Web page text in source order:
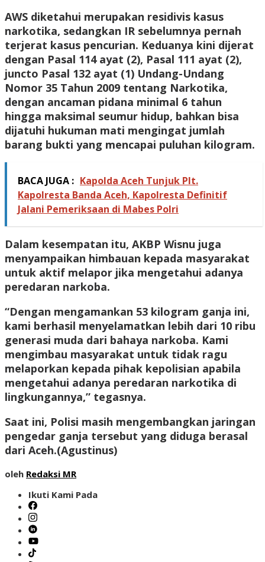
AWS diketahui merupakan residivis kasus
narkotika, sedangkan IR sebelumnya pernah
terjerat kasus pencurian. Keduanya kini dijerat
dengan Pasal 114 ayat (2), Pasal 111 ayat (2),
juncto Pasal 132 ayat (1) Undang-Undang
Nomor 35 Tahun 2009 tentang Narkotika,
dengan ancaman pidana minimal 6 tahun
hingga maksimal seumur hidup, bahkan bisa
dijatuhi hukuman mati mengingat jumlah
barang bukti yang mencapai puluhan kilogram.
BACA JUGA : Kapolda Aceh Tunjuk Plt.
Kapolresta Banda Aceh, Kapolresta Definitif
Jalani Pemeriksaan di Mabes Polri
Dalam kesempatan itu, AKBP Wisnu juga
menyampaikan himbauan kepada masyarakat
untuk aktif melapor jika mengetahui adanya
peredaran narkoba.
“Dengan mengamankan 53 kilogram ganja ini,
kami berhasil menyelamatkan lebih dari 10 ribu
generasi muda dari bahaya narkoba. Kami
mengimbau masyarakat untuk tidak ragu
melaporkan kepada pihak kepolisian apabila
mengetahui adanya peredaran narkotika di
lingkungannya,” tegasnya.
Saat ini, Polisi masih mengembangkan jaringan
pengedar ganja tersebut yang diduga berasal
dari Aceh.(Agustinus)
oleh Redaksi MR
Ikuti Kami Pada